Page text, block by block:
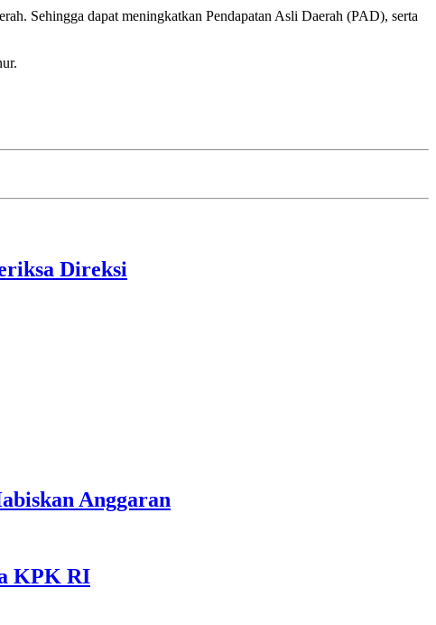
Sehingga dapat meningkatkan Pendapatan Asli Daerah (PAD), serta
Direksi
Anggaran
KPK RI